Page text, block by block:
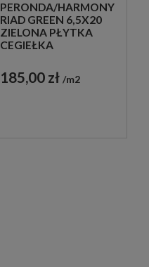
PERONDA/HARMONY
RIAD GREEN 6,5X20
ZIELONA PŁYTKA
CEGIEŁKA
185,00 zł m2